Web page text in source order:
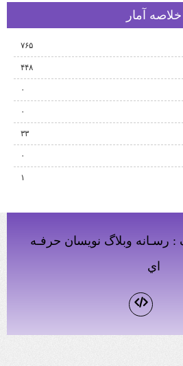
خلاصه آمار
۷۶۵
۴۴۸
۳۳
: رسـانه وبلاگ نويسان حرفـه
اي